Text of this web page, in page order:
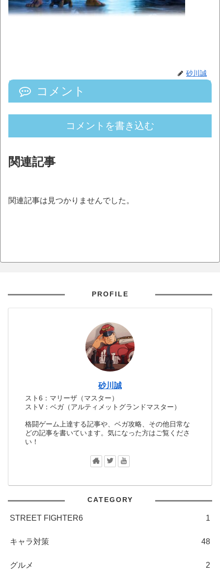
砂川誠
コメント
コメントを書き込む
関連記事
関連記事は見つかりませんでした。
PROFILE
砂川誠
スト6：マリーザ（マスター）
ストV：ベガ（アルティメットグランドマスター）
格闘ゲーム上達する記事や、ベガ攻略、その他日常な
どの記事を書いています。気になった方はご覧くださ
い！
CATEGORY
STREET FIGHTER6 1
キャラ対策 48
グルメ 2